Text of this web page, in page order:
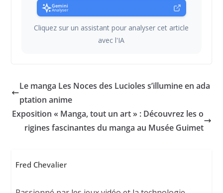
Gemini
Analyser
Cliquez sur un assistant pour analyser cet article
avec l'IA
Le manga Les Noces des Lucioles s’illumine en ada
ptation anime
Exposition « Manga, tout un art » : Découvrez les o
rigines fascinantes du manga au Musée Guimet
Fred Chevalier